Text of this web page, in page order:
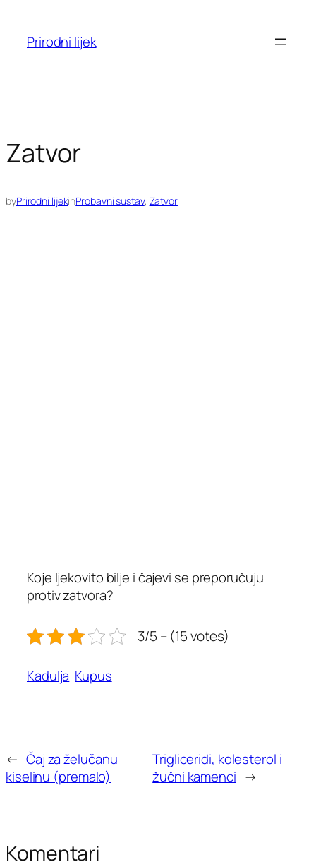
sadržaja
Prirodni lijek
Zatvor
byPrirodni lijekinProbavni sustav, Zatvor
Koje ljekovito bilje i čajevi se preporučuju
protiv zatvora?
3/5 – (15 votes)
Kadulja Kupus
← Čaj za želučanu
kiselinu (premalo)
Trigliceridi, kolesterol i
žučni kamenci →
Komentari